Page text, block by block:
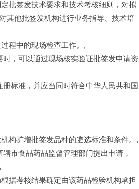
批签发技术要求和技术考核细则，对拟
其他批签发机构进行业务指导、技术培
程中的现场检查工作。,
，可以通过现场核实验证批签发申请资
标准，并应当同时符合中华人民共和国
构扩增批签发品种的遴选标准和条件。,
市食品药品监督管理部门提出申请，
据考核结果确定由该药品检验机构承担